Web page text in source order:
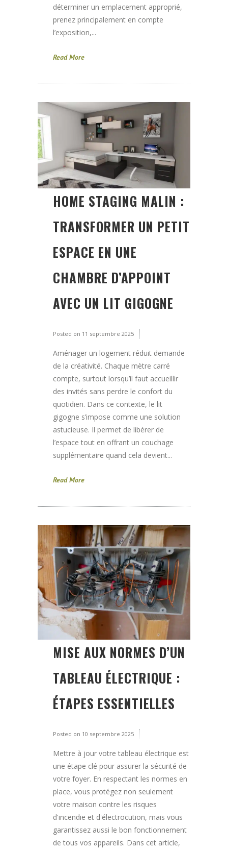
déterminer un emplacement approprié,
prenez principalement en compte
l’exposition,...
Read More
HOME STAGING MALIN :
TRANSFORMER UN PETIT
ESPACE EN UNE
CHAMBRE D’APPOINT
AVEC UN LIT GIGOGNE
Posted on 11 septembre 2025
Aménager un logement réduit demande
de la créativité. Chaque mètre carré
compte, surtout lorsqu’il faut accueillir
des invités sans perdre le confort du
quotidien. Dans ce contexte, le lit
gigogne s’impose comme une solution
astucieuse. Il permet de libérer de
l’espace tout en offrant un couchage
supplémentaire quand cela devient...
Read More
MISE AUX NORMES D’UN
TABLEAU ÉLECTRIQUE :
ÉTAPES ESSENTIELLES
Posted on 10 septembre 2025
Mettre à jour votre tableau électrique est
une étape clé pour assurer la sécurité de
votre foyer. En respectant les normes en
place, vous protégez non seulement
votre maison contre les risques
d'incendie et d'électrocution, mais vous
garantissez aussi le bon fonctionnement
de tous vos appareils. Dans cet article,